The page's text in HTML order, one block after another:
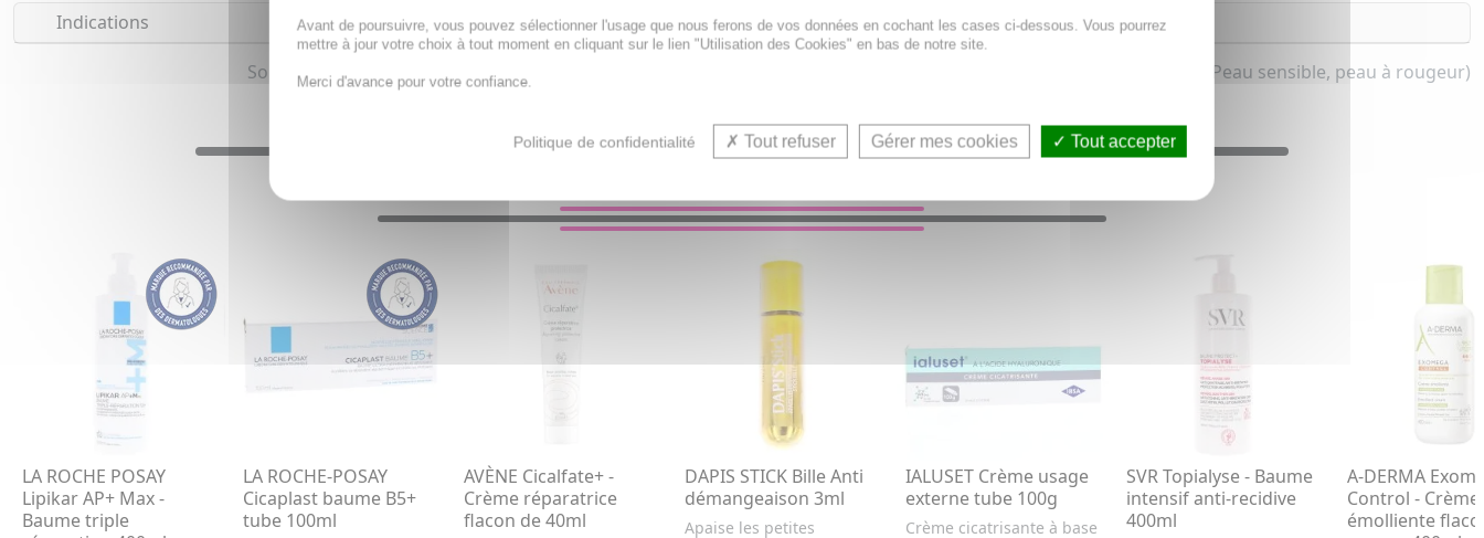
Indications
Soin apaisant, Soin anti rougeurs et Contour des yeux apaisant pour femme, homme, enfant & adolescent et bébé (Peau sensible, peau à rougeur)
LA ROCHE POSAY
Lipikar AP+ Max -
Baume triple
LA ROCHE-POSAY
Cicaplast baume B5+
tube 100ml
AVÈNE Cicalfate+ -
Crème réparatrice
flacon de 40ml
DAPIS STICK Bille Anti
démangeaison 3ml
Apaise les petites
IALUSET Crème usage
externe tube 100g
Crème cicatrisante à base
SVR Topialyse - Baume
intensif anti-recidive
400ml
A-DERMA
Control - Crème
émolliente
Avant de poursuivre, vous pouvez sélectionner l'usage que nous ferons de vos données en cochant les cases ci-dessous. Vous pourrez
mettre à jour votre choix à tout moment en cliquant sur le lien "Utilisation des Cookies" en bas de notre site.
Merci d'avance pour votre confiance.
Politique de confidentialité Tout refuser Gérer mes cookies Tout accepter